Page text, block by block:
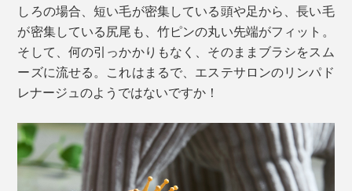
しろの場合、短い毛が密集している頭や足から、長い毛
が密集している尻尾も、竹ピンの丸い先端がフィット。
そして、何の引っかかりもなく、そのままブラシをスム
ーズに流せる。これはまるで、エステサロンのリンパド
レナージュのようではないですか！